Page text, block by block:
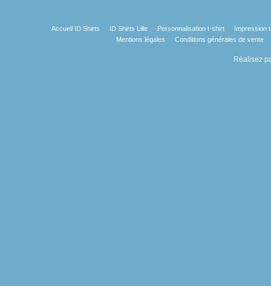
Accueil ID Shirts ID Shirts Lille Personnalisation t-shirt
Impression
Mentions légales
Conditions générales de vente
Réalisez